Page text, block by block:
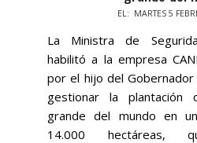
EL: MARTES 5
La Ministra de
habilitó a la empresa
por el hijo del
gestionar la plantación
grande del mundo en
14.000 hectáreas,